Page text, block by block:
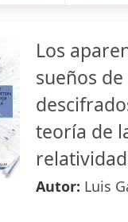
Los
sueños
teoría de
relatividad
Autor: Luis